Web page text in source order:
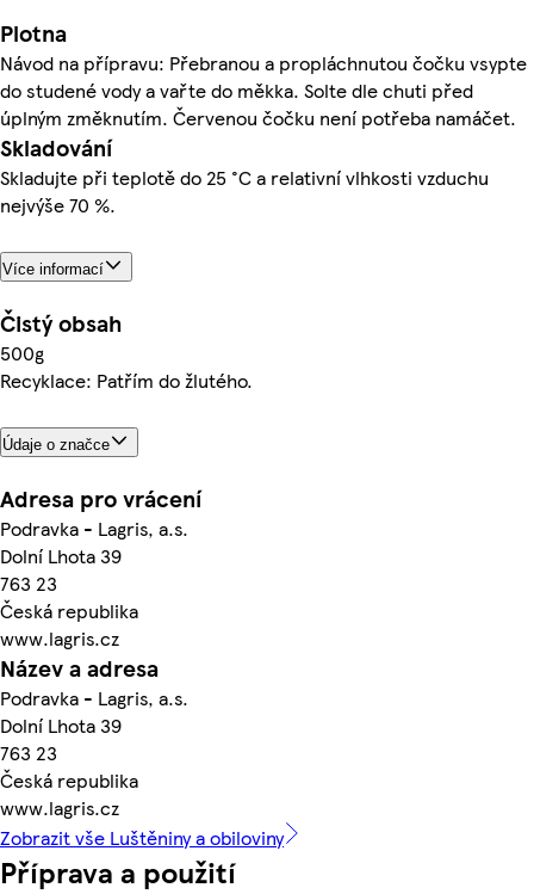
Plotna
Návod na přípravu: Přebranou a propláchnutou čočku vsypte
do studené vody a vařte do měkka. Solte dle chuti před
úplným změknutím. Červenou čočku není potřeba namáčet.
Skladování
Skladujte při teplotě do 25 °C a relativní vlhkosti vzduchu
nejvýše 70 %.
Více informací
Čistý obsah
500g
Recyklace: Patřím do žlutého.
Údaje o značce
Adresa pro vrácení
Podravka - Lagris, a.s.
Dolní Lhota 39
763 23
Česká republika
www.lagris.cz
Název a adresa
Podravka - Lagris, a.s.
Dolní Lhota 39
763 23
Česká republika
www.lagris.cz
Zobrazit vše Luštěniny a obiloviny
Příprava a použití